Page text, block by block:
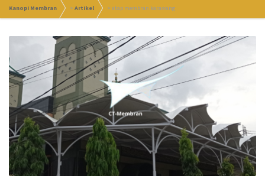
Kanopi Membran >Artikel >atap membran karawang